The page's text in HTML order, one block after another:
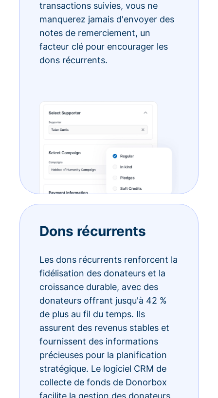
transactions suivies, vous ne
manquerez jamais d'envoyer des
notes de remerciement, un
facteur clé pour encourager les
dons récurrents.
Dons récurrents
Les dons récurrents renforcent la
fidélisation des donateurs et la
croissance durable, avec des
donateurs offrant jusqu'à 42 %
de plus au fil du temps. Ils
assurent des revenus stables et
fournissent des informations
précieuses pour la planification
stratégique. Le logiciel CRM de
collecte de fonds de Donorbox
facilite la gestion des donateurs